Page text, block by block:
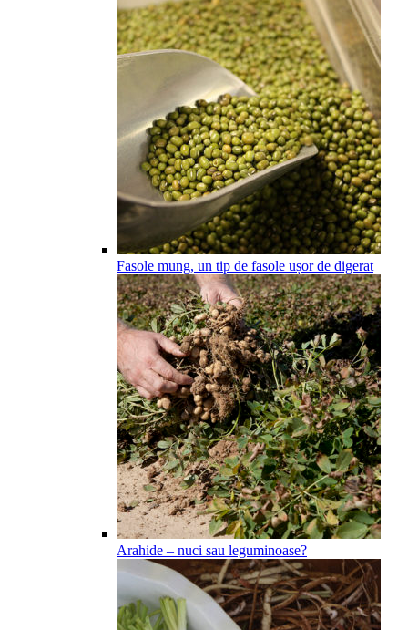
Fasole mung, un tip de fasole ușor de digerat
Arahide – nuci sau leguminoase?